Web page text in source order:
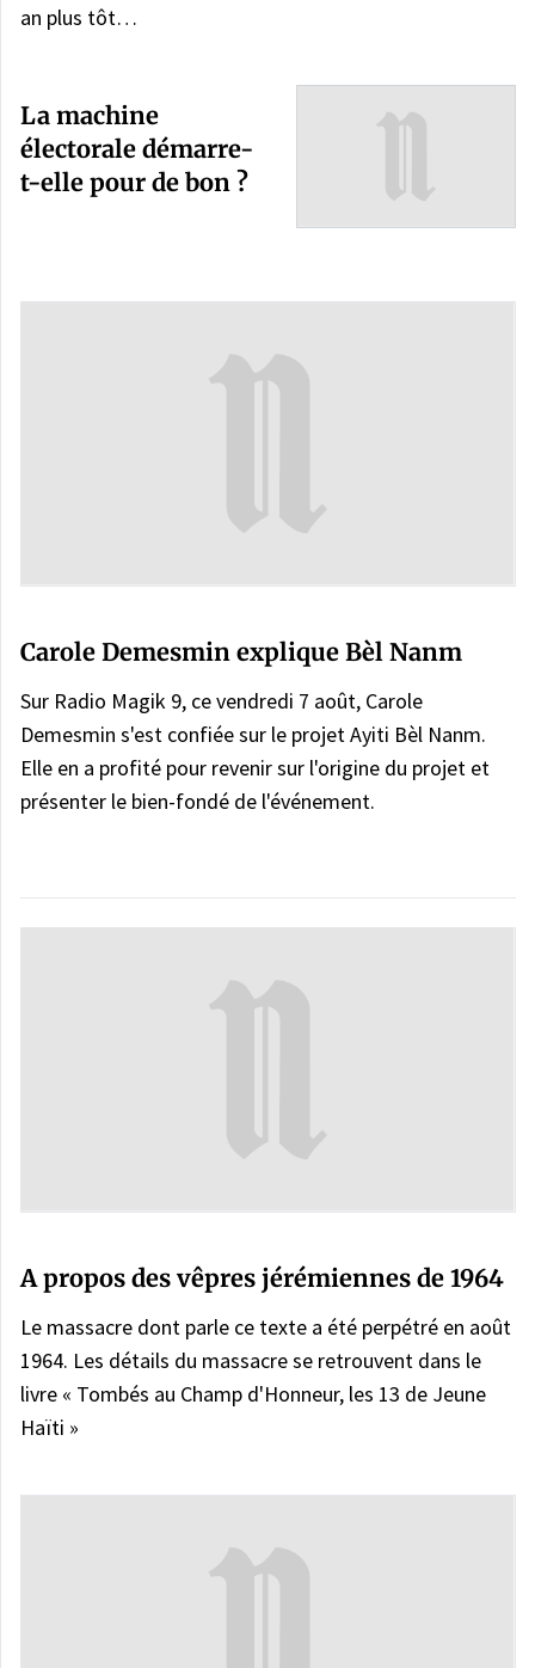
an plus tôt…
La machine
électorale démarre-
t-elle pour de bon ?
Carole Demesmin explique Bèl Nanm
Sur Radio Magik 9, ce vendredi 7 août, Carole
Demesmin s'est confiée sur le projet Ayiti Bèl Nanm.
Elle en a profité pour revenir sur l'origine du projet et
présenter le bien-fondé de l'événement.
A propos des vêpres jérémiennes de 1964
Le massacre dont parle ce texte a été perpétré en août
1964. Les détails du massacre se retrouvent dans le
livre « Tombés au Champ d'Honneur, les 13 de Jeune
Haïti »